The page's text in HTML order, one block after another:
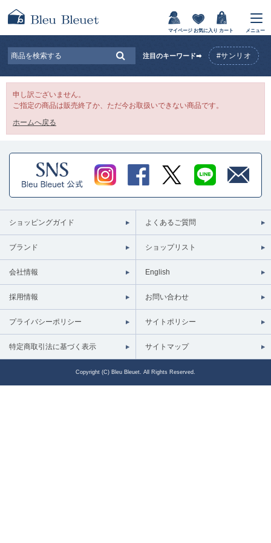
マイページ お気に入り カート メニュー
注目のキーワード➡ #サンリオ
申し訳ございません。
ご指定の商品は販売終了か、ただ今お取扱いできない商品です。
ホームへ戻る
ショッピングガイド よくあるご質問
ブランド ショップリスト
会社情報 English
採用情報 お問い合わせ
プライバシーポリシー サイトポリシー
特定商取引法に基づく表示 サイトマップ
Copyright (C) Bleu Bleuet. All Rights Reserved.